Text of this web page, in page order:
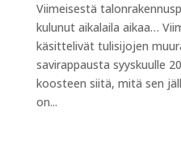
Viimeisestä
kulunut aikalaila aikaa…
käsittelivät tulisijojen
savirappausta syyskuulle
koosteen siitä, mitä sen
on...